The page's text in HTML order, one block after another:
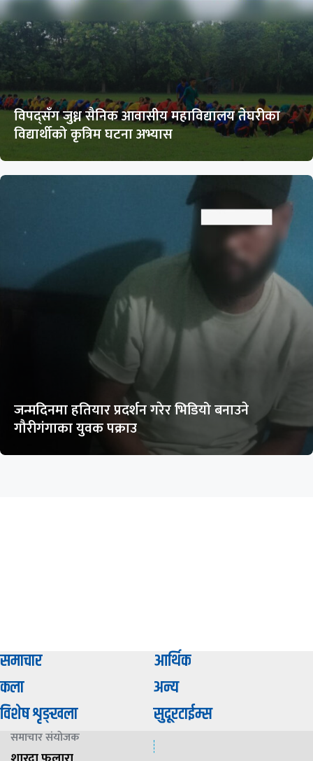
विपद्सँग जुध्न सैनिक आवासीय महाविद्यालय तेघरीका
विद्यार्थीको कृत्रिम घटना अभ्यास
जन्मदिनमा हतियार प्रदर्शन गरेर भिडियो बनाउने
गौरीगंगाका युवक पक्राउ
समाचार
आर्थिक
कला
अन्य
विशेष शृङ्खला
सुदूरटाईम्स
समाचार संयाेजक